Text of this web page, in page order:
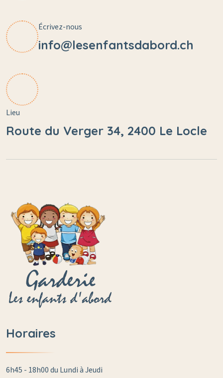
Écrivez-nous
info@lesenfantsdabord.ch
Lieu
Route du Verger 34, 2400 Le Locle
Horaires
6h45 - 18h00 du Lundi à Jeudi